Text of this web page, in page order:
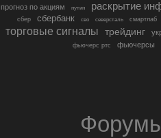
прогноз по акциям путин раскрытие
сбер сбербанк сво северсталь смартлаб
торговые сигналы трейдинг
фьючерс ртс фьючерсы